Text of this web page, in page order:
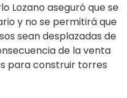
Lozano aseguró que se
y no se permitirá que
sean desplazadas de
de la venta
para construir torres